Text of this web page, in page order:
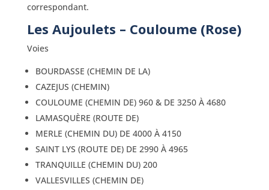
correspondant.
Les Aujoulets – Couloume (Rose)
Voies
BOURDASSE (CHEMIN DE LA)
CAZEJUS (CHEMIN)
COULOUME (CHEMIN DE) 960 & DE 3250 À 4680
LAMASQUÈRE (ROUTE DE)
MERLE (CHEMIN DU) DE 4000 À 4150
SAINT LYS (ROUTE DE) DE 2990 À 4965
TRANQUILLE (CHEMIN DU) 200
VALLESVILLES (CHEMIN DE)